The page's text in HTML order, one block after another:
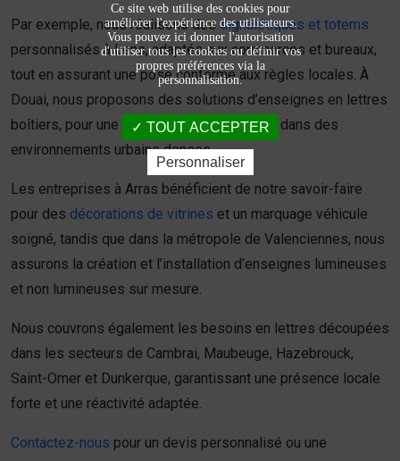
Par exemple, nous réalisons des signalétiques et totems
personnalisés à Lens, adaptés aux commerces et bureaux,
tout en assurant une pose conforme aux règles locales. À
Douai, nous proposons des solutions d’enseignes en lettres
boîtiers, pour une visibilité optimale même dans des
environnements urbains denses.
Les entreprises à Arras bénéficient de notre savoir-faire
pour des décorations de vitrines et un marquage véhicule
soigné, tandis que dans la métropole de Valenciennes, nous
assurons la création et l’installation d’enseignes lumineuses
et non lumineuses sur mesure.
Nous couvrons également les besoins en lettres découpées
dans les secteurs de Cambrai, Maubeuge, Hazebrouck,
Saint-Omer et Dunkerque, garantissant une présence locale
forte et une réactivité adaptée.
Contactez-nous pour un devis personnalisé ou une
Ce site web utilise des cookies pour
améliorer l'expérience des utilisateurs.
Vous pouvez ici donner l'autorisation
d'utiliser tous les cookies ou définir vos
propres préférences via la
personnalisation.
TOUT ACCEPTER
Personnaliser